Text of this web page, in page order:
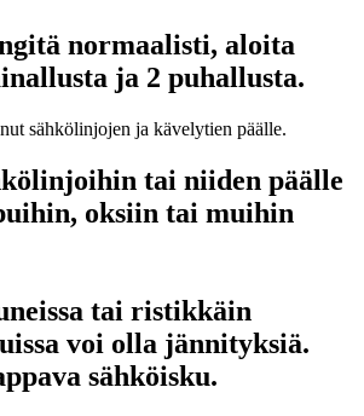
normaalisti, aloita
ja 2 puhallusta.
tai niiden päälle
oksiin tai muihin
tai ristikkäin
voi olla jännityksiä.
sähköisku.